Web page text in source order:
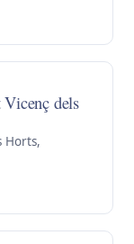
dels
Horts,